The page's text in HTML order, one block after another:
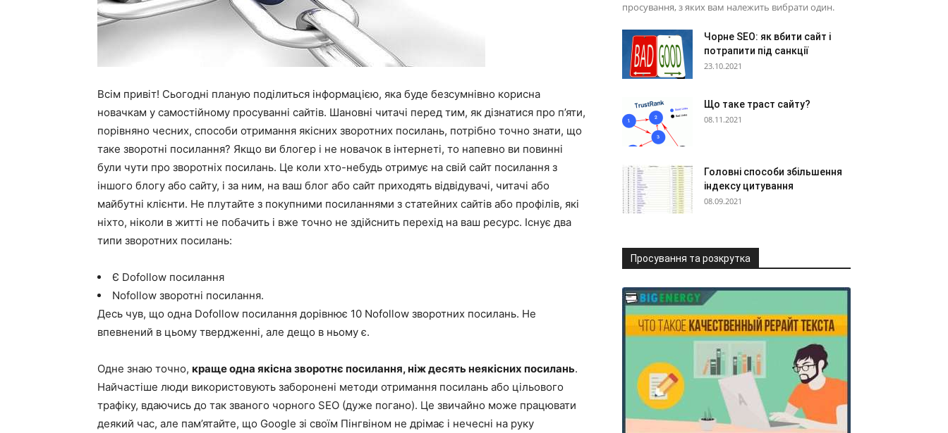
Всім привіт! Сьогодні планую поділиться інформацією, яка буде безсумнівно корисна
новачкам у самостійному просуванні сайтів. Шановні читачі перед тим, як дізнатися про п’яти,
порівняно чесних, способи отримання якісних зворотних посилань, потрібно точно знати, що
таке зворотні посилання? Якщо ви блогер і не новачок в інтернеті, то напевно ви повинні
були чути про зворотніх посилань. Це коли хто-небудь отримує на свій сайт посилання з
іншого блогу або сайту, і за ним, на ваш блог або сайт приходять відвідувачі, читачі або
майбутні клієнти. Не плутайте з покупними посиланнями з статейних сайтів або профілів, які
ніхто, ніколи в житті не побачить і вже точно не здійснить перехід на ваш ресурс. Існує два
типи зворотних посилань:
Є Dofollow посилання
Nofollow зворотні посилання.
Десь чув, що одна Dofollow посилання дорівнює 10 Nofollow зворотних посилань. Не
впевнений в цьому твердженні, але дещо в ньому є.
Одне знаю точно, краще одна якісна зворотнє посилання, ніж десять неякісних посилань.
Найчастіше люди використовують заборонені методи отримання посилань або цільового
трафіку, вдаючись до так званого чорного SEO (дуже погано). Це звичайно може працювати
деякий час, але пам’ятайте, що Google зі своїм Пінгвіном не дрімає і нечесні на руку
просування, з яких вам належить вибрати один.
Чорне SEO: як вбити сайт і
потрапити під санкції
23.10.2021
Що таке траст сайту?
08.11.2021
Головні способи збільшення
індексу цитування
08.09.2021
Просування та розкрутка